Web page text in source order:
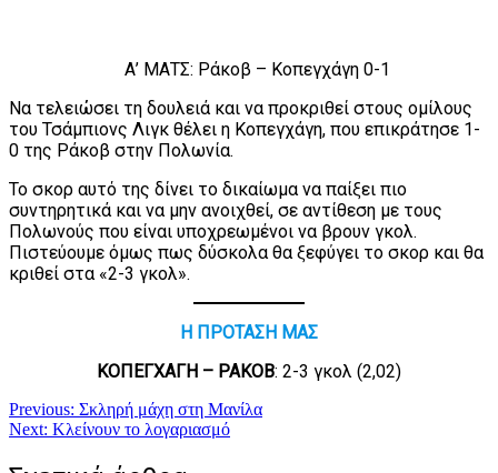
Α’ ΜΑΤΣ: Ράκοβ – Κοπεγχάγη 0-1
Να τελειώσει τη δουλειά και να προκριθεί στους ομίλους
του Τσάμπιονς Λιγκ θέλει η Κοπεγχάγη, που επικράτησε 1-
0 της Ράκοβ στην Πολωνία.
Το σκορ αυτό της δίνει το δικαίωμα να παίξει πιο
συντηρητικά και να μην ανοιχθεί, σε αντίθεση με τους
Πολωνούς που είναι υποχρεωμένοι να βρουν γκολ.
Πιστεύουμε όμως πως δύσκολα θα ξεφύγει το σκορ και θα
κριθεί στα «2-3 γκολ».
Η ΠΡΟΤΑΣΗ ΜΑΣ
ΚΟΠΕΓΧΑΓΗ – ΡΑΚΟΒ: 2-3 γκολ (2,02)
Πλοήγηση
άρθρων
Previous: Σκληρή μάχη στη Μανίλα
Next: Κλείνουν το λογαριασμό